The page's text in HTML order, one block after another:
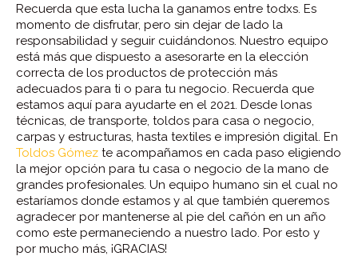
Recuerda que esta lucha la ganamos entre todxs. Es
momento de disfrutar, pero sin dejar de lado la
responsabilidad y seguir cuidándonos. Nuestro equipo
está más que dispuesto a asesorarte en la elección
correcta de los productos de protección más
adecuados para ti o para tu negocio. Recuerda que
estamos aquí para ayudarte en el 2021. Desde lonas
técnicas, de transporte, toldos para casa o negocio,
carpas y estructuras, hasta textiles e impresión digital. En
Toldos Gómez te acompañamos en cada paso eligiendo
la mejor opción para tu casa o negocio de la mano de
grandes profesionales. Un equipo humano sin el cual no
estaríamos donde estamos y al que también queremos
agradecer por mantenerse al pie del cañón en un año
como este permaneciendo a nuestro lado. Por esto y
por mucho más, ¡GRACIAS!